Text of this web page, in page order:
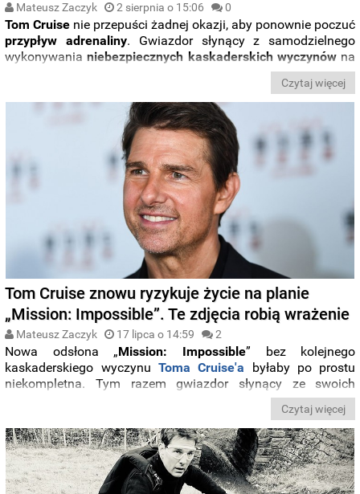
Mateusz Zaczyk 2 sierpnia o 15:06 0
Tom Cruise nie przepuści żadnej okazji, aby ponownie poczuć
przypływ adrenaliny. Gwiazdor słynący z samodzielnego
wykonywanianiebezpiecznych kaskaderskich wyczynówna
potrzeby swoich filmów zaangażował się w uroczystości
i przekazaniem
flagi doLos Angeles, gdzie w 2028 roku odbędą się kolejne
Czytaj więcej
Tom Cruise znowu ryzykuje życie na planie
„Mission: Impossible”. Te zdjęcia robią wrażenie
Mateusz Zaczyk 17 lipca o 14:59 2
Nowa odsłona „Mission: Impossible” bez kolejnego
kaskaderskiego wyczynu Toma Cruise'a byłaby po prostu
niekompletna. Tym razem gwiazdor słynący ze swoich
wyczynów i ryzykowania życiana potrzeby
kręcenia widowiskowych scen akcji wzniósł się na jeszcze
wyższy pułap. Zobaczcie, jakCruisezwisa z lecącego
dwupłatowca.
Czytaj więcej